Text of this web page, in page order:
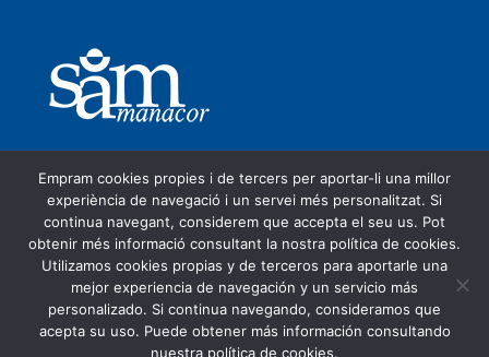
Companyia
Seu electrònica
Tràmits en línia
FACe
Servei d’aigües
ORA i aparcaments
Perfil del contractant
Protecció de dades
Contacte
Empram cookies propies i de tercers per aportar-li una millor
experiència de navegació i un servei més personalitzat. Si
continua navegant, considerem que accepta el seu us. Pot
obtenir més informació consultant la nostra política de cookies.
Utilizamos cookies propias y de terceros para aportarle una
mejor experiencia de navegación y un servicio más
personalizado. Si continua navegando, consideramos que
acepta su uso. Puede obtener más información consultando
nuestra política de cookies.